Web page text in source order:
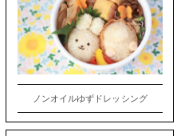
ノンオイルゆずドレッシング